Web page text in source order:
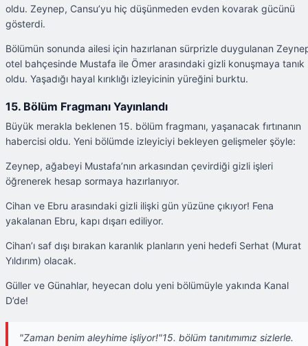
oldu. Zeynep, Cansu’yu hiç düşünmeden evden kovarak gücünü
gösterdi.
Bölümün sonunda ailesi için hazırlanan sürprizle duygulanan
otel bahçesinde Mustafa ile Ömer arasındaki gizli konuşmaya tanık
oldu. Yaşadığı hayal kırıklığı izleyicinin yüreğini burktu.
15. Bölüm Fragmanı Yayınlandı
Büyük merakla beklenen 15. bölüm fragmanı, yaşanacak fırtınanın
habercisi oldu. Yeni bölümde izleyiciyi bekleyen gelişmeler şöyle:
Zeynep, ağabeyi Mustafa’nın arkasından çevirdiği gizli işleri
öğrenerek hesap sormaya hazırlanıyor.
Cihan ve Ebru arasındaki gizli ilişki gün yüzüne çıkıyor! Fena
yakalanan Ebru, kapı dışarı ediliyor.
Cihan’ı saf dışı bırakan karanlık planların yeni hedefi Serhat (Murat
Yıldırım) olacak.
Güller ve Günahlar, heyecan dolu yeni bölümüyle yakında Kanal
D’de!
"Zaman benim aleyhime işliyor!"15.⁠ ⁠bölüm tanıtımımız sizlerle.